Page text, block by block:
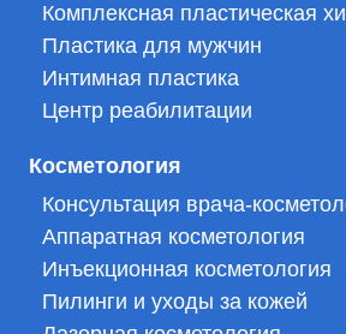
Комплексная пластическая
Пластика для мужчин
Интимная пластика
Центр реабилитации
Косметология
Консультация врача-
Аппаратная косметология
Инъекционная косметология
Пилинги и уходы за кожей